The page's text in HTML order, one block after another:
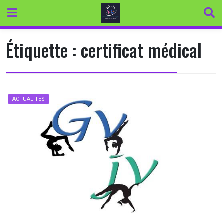
content
Étiquette : certificat médical
ACTUALITÉS